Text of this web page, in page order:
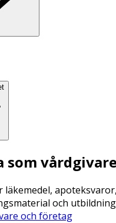
som
läkemedel, apoteksvaror,
och
och företag